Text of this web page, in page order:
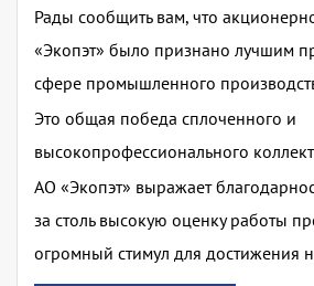
Рады сообщить вам, что
«Экопэт» было признано лучшим
сфере промышленного
Это общая победа сплоченного и
высокопрофессионального
АО «Экопэт» выражает
за столь высокую оценку работы
огромный стимул для достижения